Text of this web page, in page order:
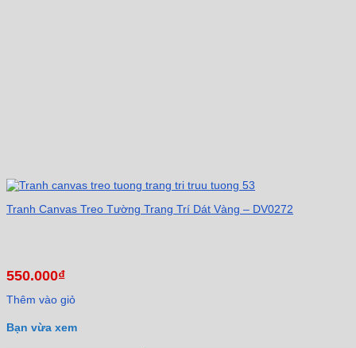
Tranh Canvas Treo Tường Trang Trí Dát Vàng – DV0272
550.000₫
Thêm vào giỏ
Bạn vừa xem